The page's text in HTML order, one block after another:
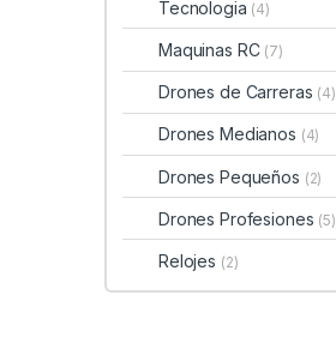
Tecnologia (4)
Maquinas RC (7)
Drones de Carreras (4)
Drones Medianos (4)
Drones Pequeños (2)
Drones Profesiones (5)
Relojes (2)